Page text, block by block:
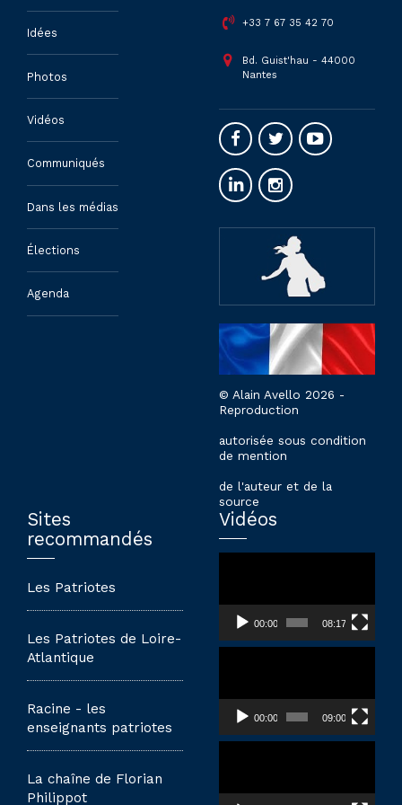
Idées
Photos
Vidéos
Communiqués
Dans les médias
Élections
Agenda
+33 7 67 35 42 70
Bd. Guist'hau - 44000
Nantes
© Alain Avello 2026 -
Reproduction
autorisée sous condition
de mention
de l'auteur et de la
source
Sites
recommandés
Les Patriotes
Les Patriotes de Loire-
Atlantique
Racine - les
enseignants patriotes
La chaîne de Florian
Philippot
Vidéos
00:00 08:17
00:00 09:00